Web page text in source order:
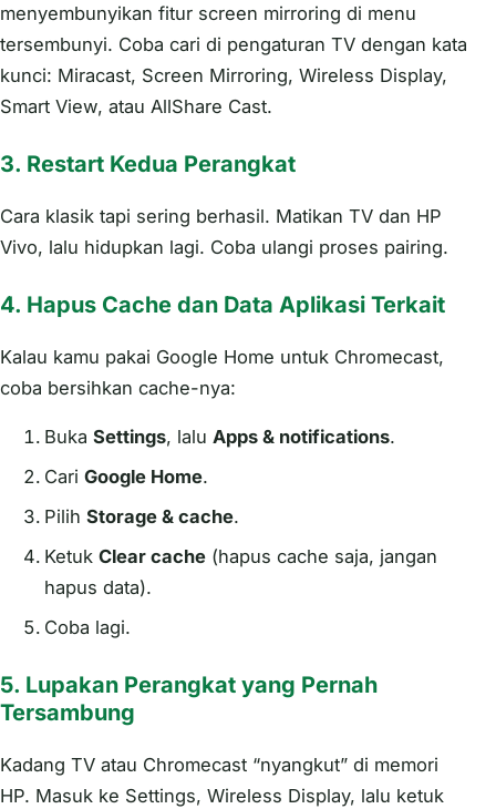
menyembunyikan fitur screen mirroring di menu
tersembunyi. Coba cari di pengaturan TV dengan kata
kunci: Miracast, Screen Mirroring, Wireless Display,
Smart View, atau AllShare Cast.
3. Restart Kedua Perangkat
Cara klasik tapi sering berhasil. Matikan TV dan HP
Vivo, lalu hidupkan lagi. Coba ulangi proses pairing.
4. Hapus Cache dan Data Aplikasi Terkait
Kalau kamu pakai Google Home untuk Chromecast,
coba bersihkan cache-nya:
Buka Settings, lalu Apps & notifications.
Cari Google Home.
Pilih Storage & cache.
Ketuk Clear cache (hapus cache saja, jangan
hapus data).
Coba lagi.
5. Lupakan Perangkat yang Pernah
Tersambung
Kadang TV atau Chromecast “nyangkut” di memori
HP. Masuk ke Settings, Wireless Display, lalu ketuk